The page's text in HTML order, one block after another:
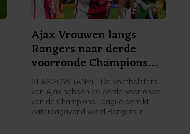
Ajax Vrouwen langs
Rangers naar derde
voorronde Champions
League
GLASGOW (ANP) - De voetbalsters
van Ajax hebben de derde voorronde
van de Champions League bereikt.
Zaterdagavond werd Rangers in